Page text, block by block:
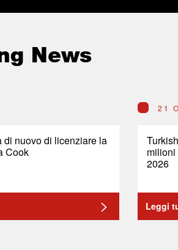
News
di nuovo di licenziare la
Cook
21
2026
Leggi